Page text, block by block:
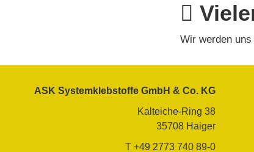
Wir werden
ASK Systemklebstoffe GmbH & Co. KG
Kalteiche-Ring 38
35708 Haiger
T +49 2773 740 89-0